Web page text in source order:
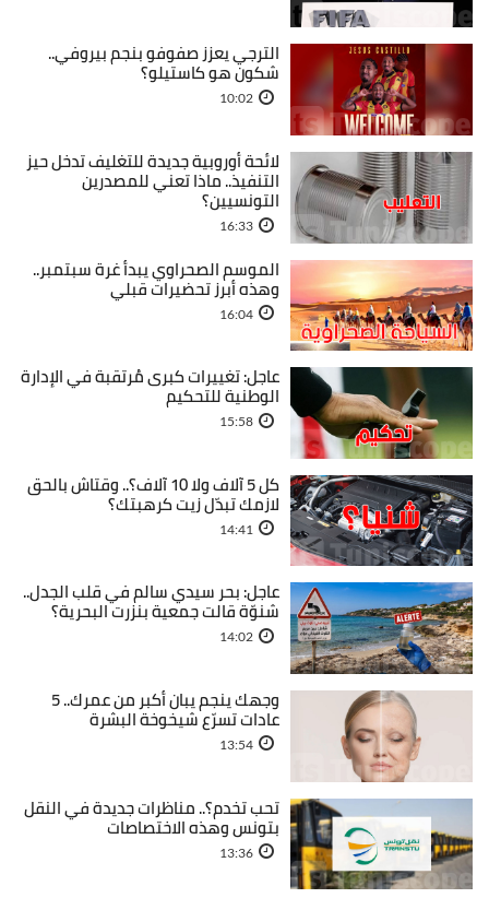
الترجي يعزز صفوفو بنجم بيروفي..
شكون هو كاستيلو؟
10:02
لائحة أوروبية جديدة للتغليف تدخل حيز
التنفيذ.. ماذا تعني للمصدرين
التونسيين؟
16:33
الموسم الصحراوي يبدأ غرة سبتمبر..
وهذه أبرز تحضيرات قبلي
16:04
عاجل: تغييرات كبرى مُرتقبة في الإدارة
الوطنية للتحكيم
15:58
كل 5 آلاف ولا 10 آلاف؟.. وقتاش بالحق
لازمك تبدّل زيت كرهبتك؟
14:41
عاجل: بحر سيدي سالم في قلب الجدل..
شنوّة قالت جمعية بنزرت البحرية؟
14:02
وجهك ينجم يبان أكبر من عمرك.. 5
عادات تسرّع شيخوخة البشرة
13:54
تحب تخدم؟.. مناظرات جديدة في النقل
بتونس وهذه الاختصاصات
13:36